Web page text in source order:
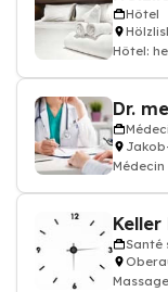
Hôtel
Hôtel:
Dr.
Santé